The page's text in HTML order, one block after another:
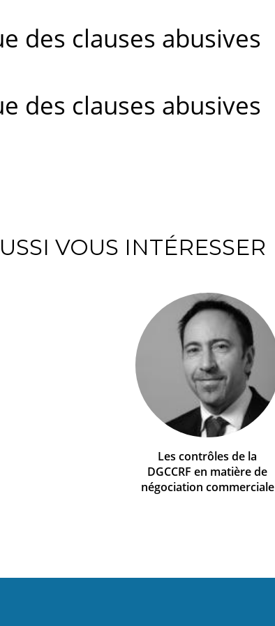
des clauses abusives
des clauses abusives
VOUS INTÉRESSER
Les contrôles de la
DGCCRF en matière de
négociation commerciale